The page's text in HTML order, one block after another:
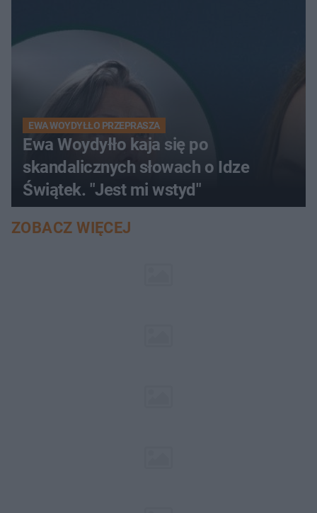
EWA WOYDYŁŁO PRZEPRASZA
Ewa Woydyłło kaja się po
skandalicznych słowach o Idze
Świątek. "Jest mi wstyd"
ZOBACZ WIĘCEJ